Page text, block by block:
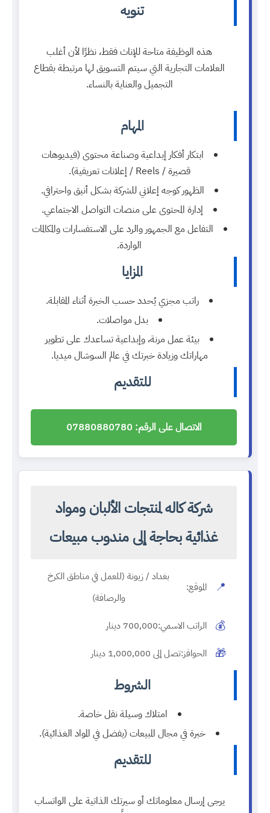
تنويه
هذه الوظيفة متاحة للإناث فقط، نظرًا لأن أغلب
العلامات التجارية التي سيتم التسويق لها مرتبطة بقطاع
التجميل والعناية بالنساء.
المهام
ابتكار أفكار إبداعية وصناعة محتوى (فيديوهات
قصيرة / Reels / إعلانات تعريفية).
الظهور كوجه إعلاني للشركة بشكل أنيق واحترافي.
إدارة المحتوى على منصات التواصل الاجتماعي.
التفاعل مع الجمهور والرد على الاستفسارات والمكالمات
الواردة.
المزايا
راتب مجزي يُحدد حسب الخبرة أثناء المقابلة.
بدل مواصلات.
بيئة عمل مرنة، وإبداعية تساعدك على تطوير
مهاراتك وزيادة خبرتك في عالم السوشال ميديا.
للتقديم
الاتصال على الرقم: 07880880780
شركة كاله لمنتجات الألبان ومواد
غذائية بحاجة إلى مندوب مبيعات
📍 الموقع:
بغداد / زيونة (للعمل في مناطق الكرخ
والرصافة)
💰 الراتب الاسمي:700,000 دينار
🎁 الحوافز:تصل إلى 1,000,000 دينار
الشروط
امتلاك وسيلة نقل خاصة.
خبرة في مجال المبيعات (يفضل في المواد الغذائية).
للتقديم
يرجى إرسال معلوماتك أو سيرتك الذاتية على الواتساب